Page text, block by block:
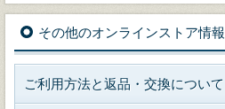
その他のオンラインストア情報
ご利用方法と返品・交換について